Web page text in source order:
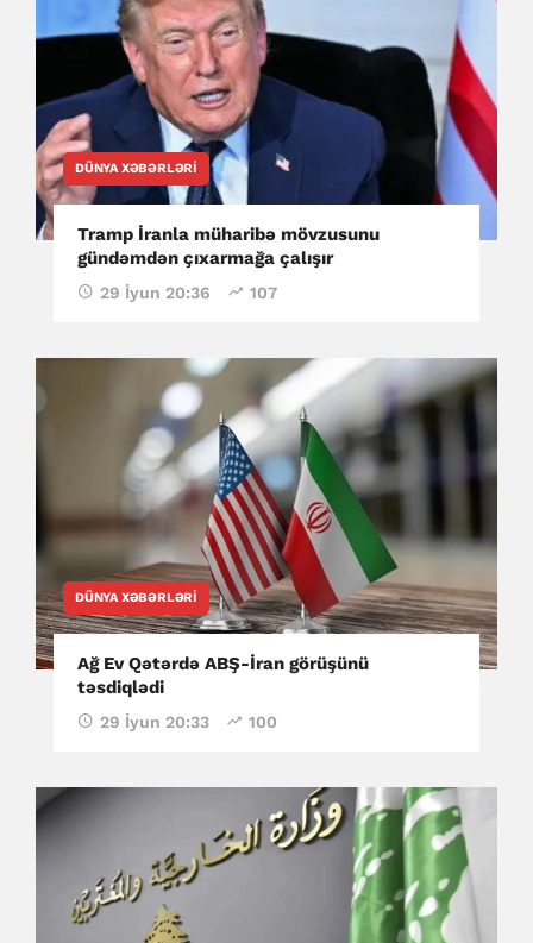
DÜNYA XƏBƏRLƏRI
Tramp İranla müharibə mövzusunu
gündəmdən çıxarmağa çalışır
29 İyun 20:36 107
DÜNYA XƏBƏRLƏRI
Ağ Ev Qətərdə ABŞ-İran görüşünü
təsdiqlədi
29 İyun 20:33 100